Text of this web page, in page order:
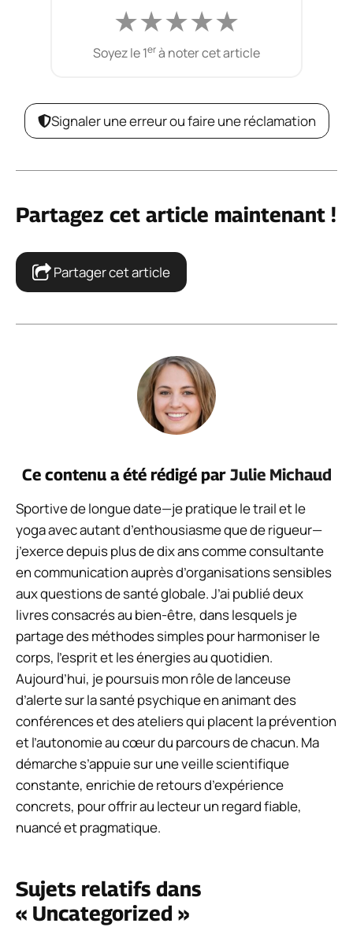
★★★★★
Soyez le 1erà noter cet article
Signaler une erreur ou faire une réclamation
Partagez cet article maintenant !
Partager cet article
Ce contenu a été rédigé par Julie Michaud
Sportive de longue date—je pratique le trail et le
yoga avec autant d’enthousiasme que de rigueur—
j’exerce depuis plus de dix ans comme consultante
en communication auprès d’organisations sensibles
aux questions de santé globale. J’ai publié deux
livres consacrés au bien-être, dans lesquels je
partage des méthodes simples pour harmoniser le
corps, l’esprit et les énergies au quotidien.
Aujourd’hui, je poursuis mon rôle de lanceuse
d’alerte sur la santé psychique en animant des
conférences et des ateliers qui placent la prévention
et l’autonomie au cœur du parcours de chacun. Ma
démarche s’appuie sur une veille scientifique
constante, enrichie de retours d’expérience
concrets, pour offrir au lecteur un regard fiable,
nuancé et pragmatique.
Sujets relatifs dans
« Uncategorized »